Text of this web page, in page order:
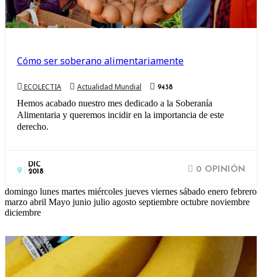
Cómo ser soberano alimentariamente
ECOLECTIA Actualidad Mundial 9438
Hemos acabado nuestro mes dedicado a la Soberanía
Alimentaria y queremos incidir en la importancia de este
derecho.
9
DIC
2018
0 OPINIÓN
domingo lunes martes miércoles jueves viernes sábado enero febrero
marzo abril Mayo junio julio agosto septiembre octubre noviembre
diciembre